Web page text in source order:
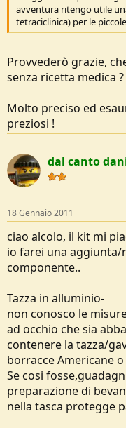
avventura ritengo utile
tetraciclinica) per le
Provvederò grazie,
senza ricetta medica ?
Molto preciso ed
preziosi !
dal canto
18 Gennaio 2011
ciao alcolo, il kit mi
io farei una aggiunta/
componente..
Tazza in alluminio-
non conosco le
ad occhio che sia
contenere la tazza/
borracce Americane
Se cosi
preparazione di
nella tasca protegge